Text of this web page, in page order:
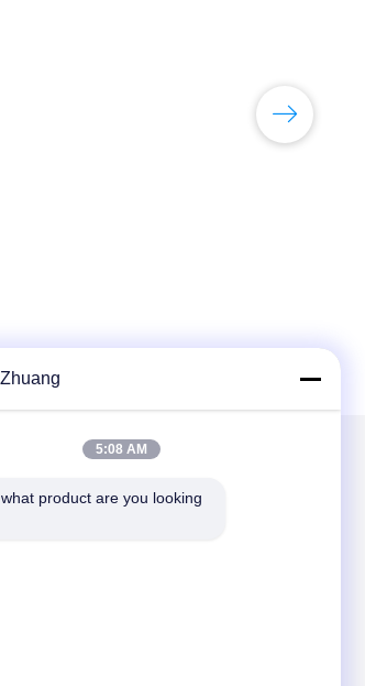
5:08 AM
product are you looking